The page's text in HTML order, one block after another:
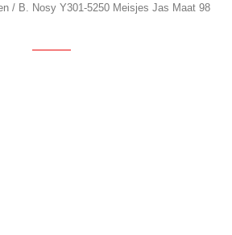
/ B. Nosy Y301-5250 Meisjes Jas Maat 98